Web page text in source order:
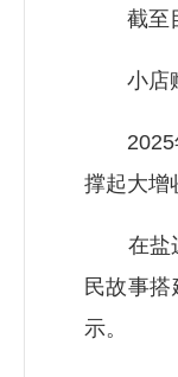
截至目
小店赋
2025年
撑起大增
在盐边
民故事
示。